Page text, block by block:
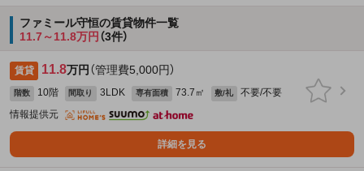
ファミール守恒の賃貸物件一覧
11.7～11.8万円 （3件）
賃貸 11.8万円 （管理費5,000円）
階数 10階 間取り 3LDK 専有面積 73.7㎡ 敷/礼
不要/不要
情報提供元
詳細を見る